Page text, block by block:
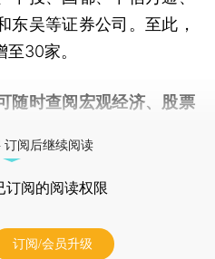
东吴等证券公司。至此，
30家。
随时查阅宏观经济、股票
订阅后继续阅读
订阅的阅读权限
订阅/会员升级